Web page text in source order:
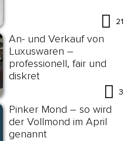
21
An- und Verkauf von
Luxuswaren –
professionell, fair und
diskret
3
Pinker Mond – so wird
der Vollmond im April
genannt